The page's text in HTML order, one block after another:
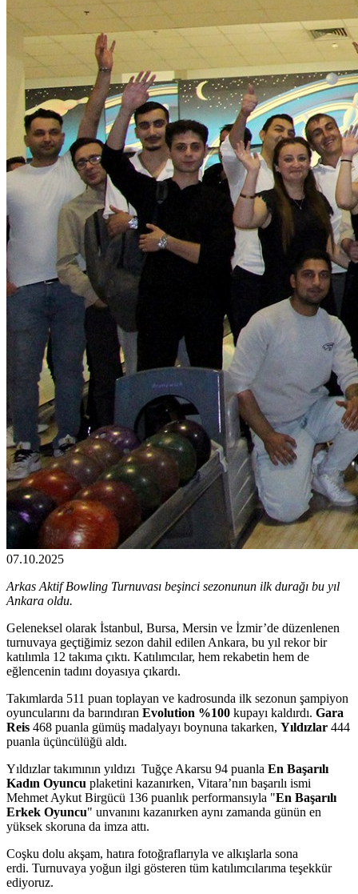
07.10.2025
Arkas Aktif Bowling Turnuvası beşinci sezonunun ilk durağı bu yıl
Ankara oldu.
Geleneksel olarak İstanbul, Bursa, Mersin ve İzmir’de düzenlenen
turnuvaya geçtiğimiz sezon dahil edilen Ankara, bu yıl rekor bir
katılımla 12 takıma çıktı. Katılımcılar, hem rekabetin hem de
eğlencenin tadını doyasıya çıkardı.
Takımlarda 511 puan toplayan ve kadrosunda ilk sezonun şampiyon
oyuncularını da barındıran Evolution %100 kupayı kaldırdı. Gara
Reis 468 puanla gümüş madalyayı boynuna takarken, Yıldızlar 444
puanla üçüncülüğü aldı.
Yıldızlar takımının yıldızı Tuğçe Akarsu 94 puanla En Başarılı
Kadın Oyuncu plaketini kazanırken, Vitara’nın başarılı ismi
Mehmet Aykut Birgücü 136 puanlık performansıyla "En Başarılı
Erkek Oyuncu" unvanını kazanırken aynı zamanda günün en
yüksek skoruna da imza attı.
Coşku dolu akşam, hatıra fotoğraflarıyla ve alkışlarla sona
erdi. Turnuvaya yoğun ilgi gösteren tüm katılımcılarıma teşekkür
ediyoruz.